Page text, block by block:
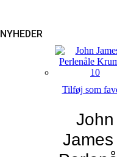
NYHEDER
Tilføj som
John
James